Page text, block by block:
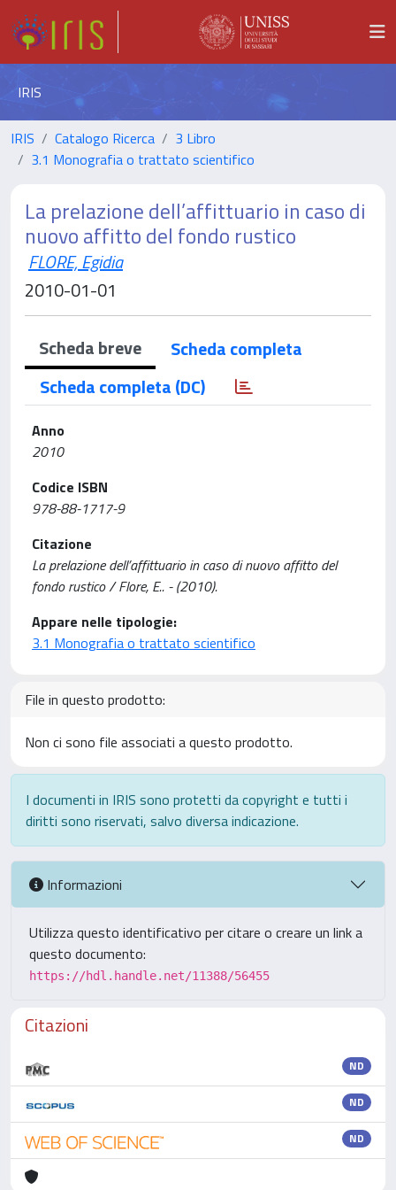
IRIS
IRIS Catalogo Ricerca
3 Libro
3.1 Monografia o trattato scientifico
La prelazione dell’affittuario in caso di
nuovo affitto del fondo rustico
FLORE, Egidia
2010-01-01
Scheda breve
Scheda completa
Scheda completa (DC)
Anno
2010
Codice ISBN
978-88-1717-9
Citazione
La prelazione dell’affittuario in caso di nuovo affitto del
fondo rustico / Flore, E.. - (2010).
Appare nelle tipologie:
3.1 Monografia o trattato scientifico
File in questo prodotto:
Non ci sono file associati a questo prodotto.
I documenti in IRIS sono protetti da copyright e tutti i
diritti sono riservati, salvo diversa indicazione.
Informazioni
Utilizza questo identificativo per citare o creare un link a
questo documento:
https://hdl.handle.net/11388/56455
Citazioni
ND
ND
ND